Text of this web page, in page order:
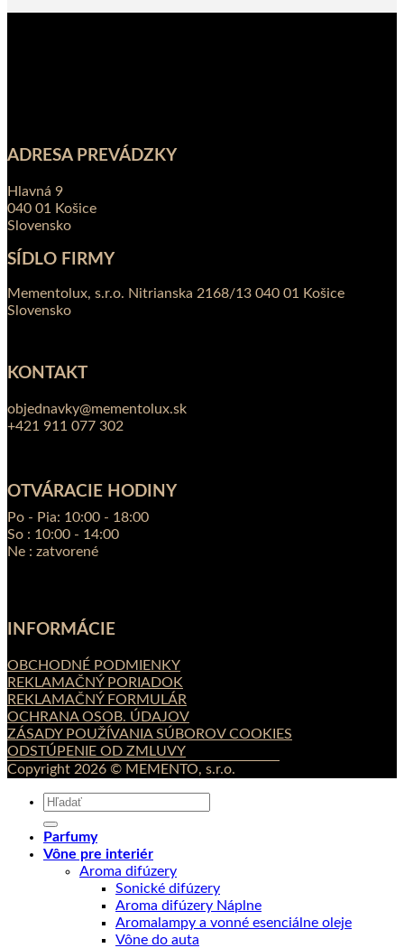
ADRESA PREVÁDZKY
Hlavná 9
040 01 Košice
Slovensko
SÍDLO FIRMY
Mementolux, s.r.o. Nitrianska 2168/13 040 01 Košice
Slovensko
KONTAKT
objednavky@mementolux.sk
+421 911 077 302
OTVÁRACIE HODINY
Po - Pia: 10:00 - 18:00
So : 10:00 - 14:00
Ne : zatvorené
INFORMÁCIE
OBCHODNÉ PODMIENKY
REKLAMAČNÝ PORIADOK
REKLAMAČNÝ FORMULÁR
OCHRANA OSOB. ÚDAJOV
ZÁSADY POUŽÍVANIA SÚBOROV COOKIES
ODSTÚPENIE OD ZMLUVY
Copyright 2026 © MEMENTO, s.r.o.
Hľadať:
Parfumy
Vône pre interiér
Aroma difúzery
Sonické difúzery
Aroma difúzery Náplne
Aromalampy a vonné esenciálne oleje
Vône do auta